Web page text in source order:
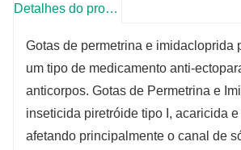
Detalhes do produto
Gotas de permetrina e imidacloprida
um tipo de medicamento anti-
anticorpos. Gotas de Permetrina e
inseticida piretróide tipo I, acaricida
afetando principalmente o canal de